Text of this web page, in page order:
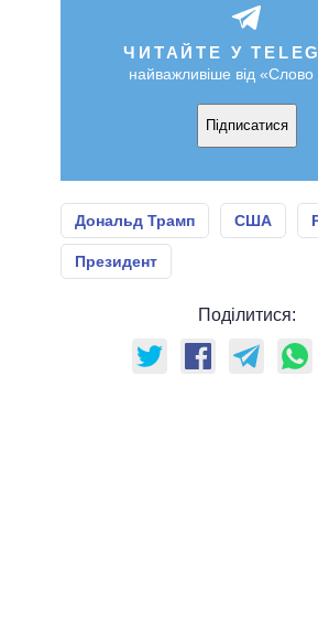
ЧИТАЙТЕ У
найважливіше від «Слово
Підписатися
Дональд Трамп США
Президент
Поділитися: